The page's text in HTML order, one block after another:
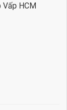
HCM